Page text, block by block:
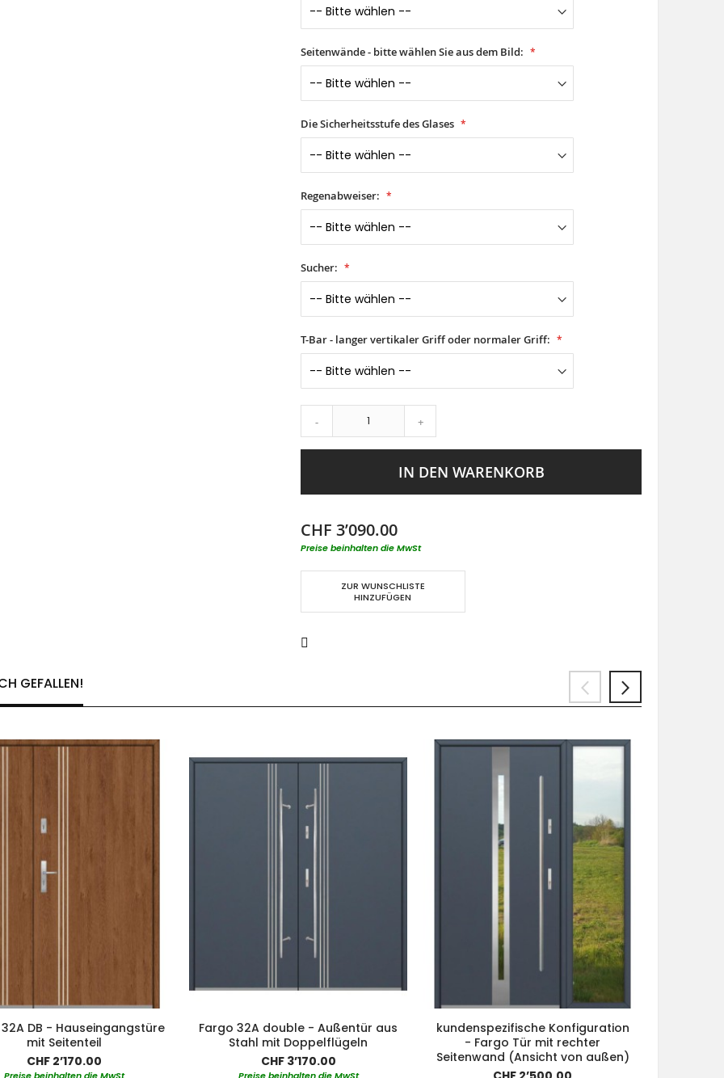
Seitenwände - bitte wählen Sie aus dem Bild:
Die Sicherheitsstufe des Glases
Regenabweiser:
Sucher:
T-Bar - langer vertikaler Griff oder normaler Griff:
- +
IN DEN WARENKORB
CHF 3’090.00
Preise beinhalten die MwSt
ZUR WUNSCHLISTE
HINZUFÜGEN
GEFALLEN!
DB - Hauseingangstüre
mit Seitenteil
CHF 2’170.00
Preise beinhalten die MwSt
Fargo 32A double - Außentür aus
Stahl mit Doppelflügeln
CHF 3’170.00
Preise beinhalten die MwSt
kundenspezifische Konfiguration
- Fargo Tür mit rechter
Seitenwand (Ansicht von außen)